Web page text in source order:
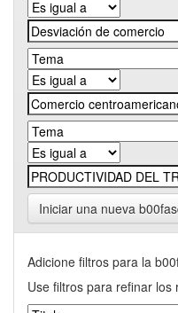
Iniciar una nueva
Adicione filtros para la
Use filtros para refinar